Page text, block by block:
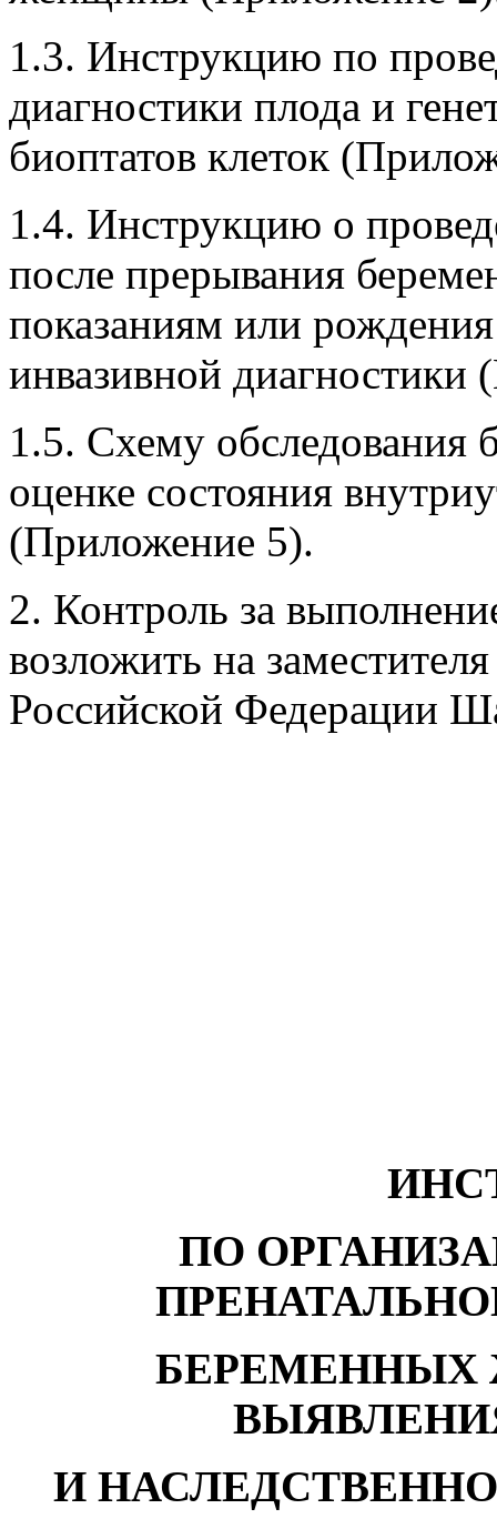
1.3. Инструкцию по
диагностики плода и
биоптатов клеток
1.4. Инструкцию о
после прерывания
показаниям или
инвазивной
1.5. Схему
оценке состояния
(Приложение 5).
2. Контроль за
возложить на
Российской Федерации
ПО
И